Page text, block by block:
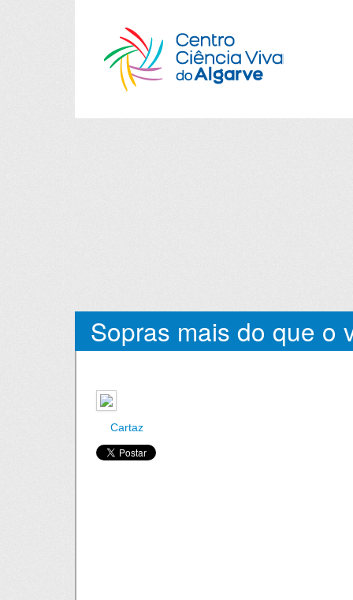
Sopras mais do que o
Cartaz